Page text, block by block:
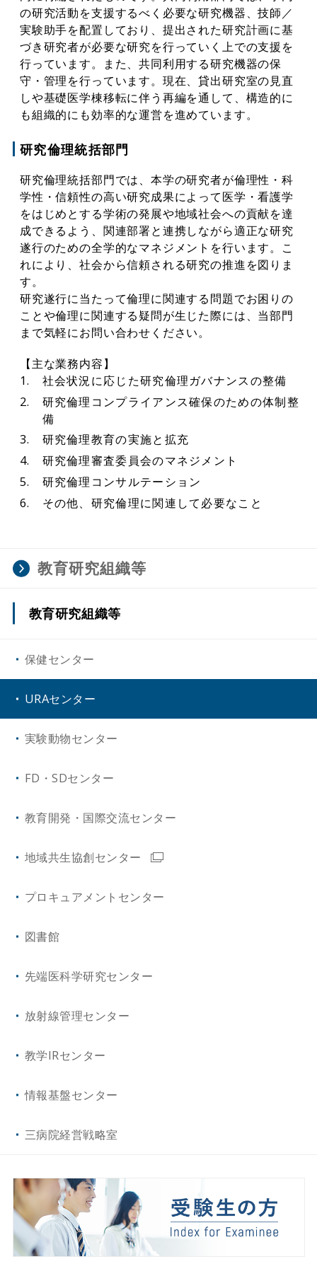
の研究活動を支援するべく必要な研究機器、技師／
実験助手を配置しており、提出された研究計画に基
づき研究者が必要な研究を行っていく上での支援を
行っています。また、共同利用する研究機器の保
守・管理を行っています。現在、貸出研究室の見直
しや基礎医学棟移転に伴う再編を通して、構造的に
も組織的にも効率的な運営を進めています。
研究倫理統括部門
研究倫理統括部門では、本学の研究者が倫理性・科
学性・信頼性の高い研究成果によって医学・看護学
をはじめとする学術の発展や地域社会への貢献を達
成できるよう、関連部署と連携しながら適正な研究
遂行のための全学的なマネジメントを行います。こ
れにより、社会から信頼される研究の推進を図りま
す。
研究遂行に当たって倫理に関連する問題でお困りの
ことや倫理に関連する疑問が生じた際には、当部門
まで気軽にお問い合わせください。
【主な業務内容】
社会状況に応じた研究倫理ガバナンスの整備
研究倫理コンプライアンス確保のための体制整
備
研究倫理教育の実施と拡充
研究倫理審査委員会のマネジメント
研究倫理コンサルテーション
その他、研究倫理に関連して必要なこと
教育研究組織等
教育研究組織等
保健センター
URAセンター
実験動物センター
FD・SDセンター
教育開発・国際交流センター
地域共生協創センター
プロキュアメントセンター
図書館
先端医科学研究センター
放射線管理センター
教学IRセンター
情報基盤センター
三病院経営戦略室